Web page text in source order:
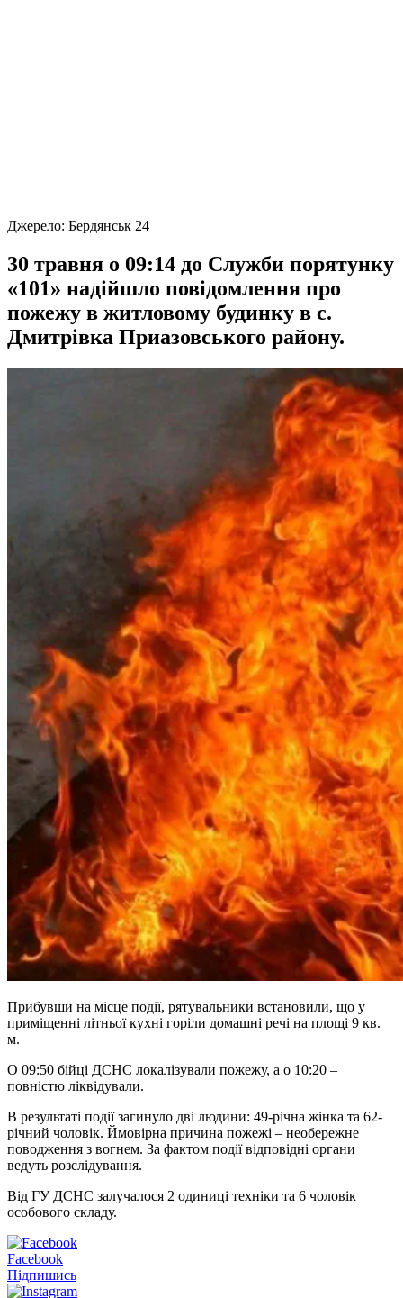
Джерело: Бердянськ 24
30 травня о 09:14 до Служби порятунку
«101» надійшло повідомлення про
пожежу в житловому будинку в с.
Дмитрівка Приазовського району.
Прибувши на місце події, рятувальники встановили, що у
приміщенні літньої кухні горіли домашні речі на площі 9 кв.
м.
О 09:50 бійці ДСНС локалізували пожежу, а о 10:20 –
повністю ліквідували.
В результаті події загинуло дві людини: 49-річна жінка та 62-
річний чоловік. Ймовірна причина пожежі – необережне
поводження з вогнем. За фактом події відповідні органи
ведуть розслідування.
Від ГУ ДСНС залучалося 2 одиниці техніки та 6 чоловік
особового складу.
Facebook
Підпишись